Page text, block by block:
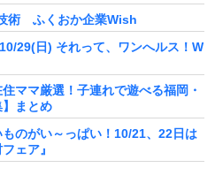
術 ふくおか企業Wish
29(日) それって、ワンへルス！W
ママ厳選！子連れで遊べる福岡・
まとめ
ものがい～っぱい！10/21、22日は
ェア』